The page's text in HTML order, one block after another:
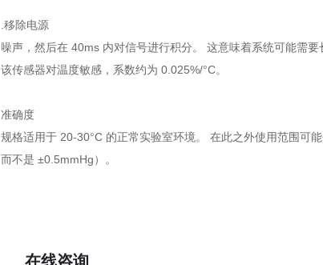
.移除电源
噪声，然后在 40ms 内对信号进行积分。 这意味着系统可能需要
该传感器对温度敏感，系数约为 0.025%/°C。
准确度
规格适用于 20-30°C 的正常实验室环境。 在此之外使用范围可
而不是 ±0.5mmHg）。
在线咨询